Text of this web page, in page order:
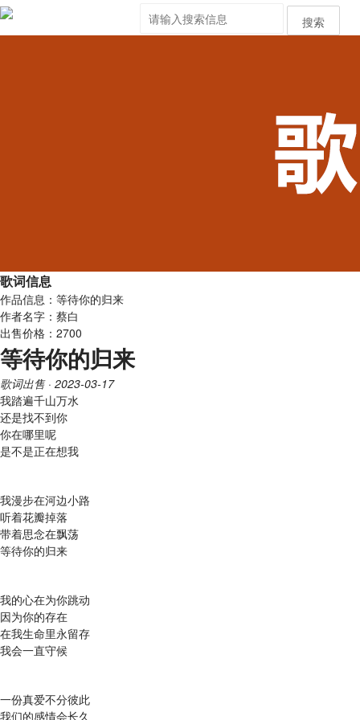
搜索
歌词信息
作品信息：等待你的归来
作者名字：蔡白
出售价格：2700
等待你的归来
歌词出售· 2023-03-17
我踏遍千山万水
还是找不到你
你在哪里呢
是不是正在想我
我漫步在河边小路
听着花瓣掉落
带着思念在飘荡
等待你的归来
我的心在为你跳动
因为你的存在
在我生命里永留存
我会一直守候
一份真爱不分彼此
我们的感情会长久